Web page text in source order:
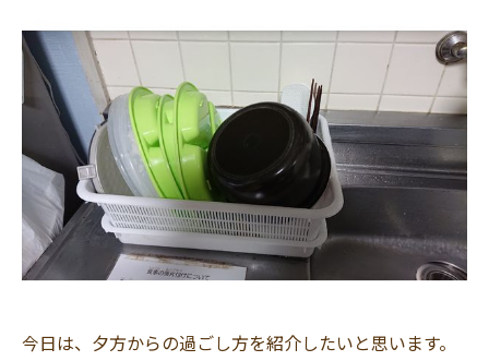
今日は、夕方からの過ごし方を紹介したいと思います。